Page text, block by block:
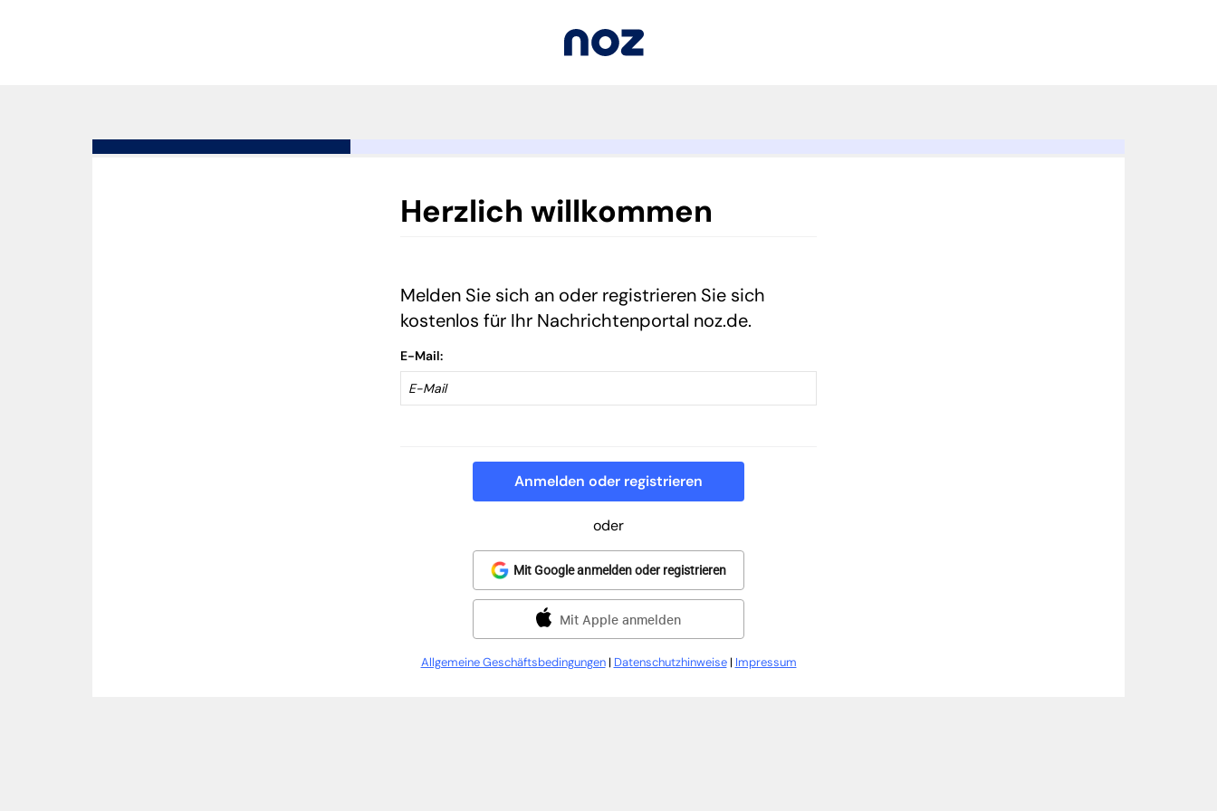
Herzlich willkommen
Melden Sie sich an oder registrieren Sie sich
kostenlos für Ihr Nachrichtenportal noz.de.
E-Mail
Anmelden oder registrieren
oder
Mit Google anmelden oder registrieren
Mit Apple anmelden
Allgemeine Geschäftsbedingungen| Datenschutzhinweise| Impressum